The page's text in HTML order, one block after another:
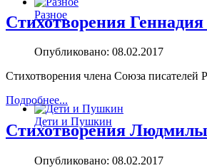
Разное
Дети и Пушкин
Стихотворения
Опубликовано: 08.02.2017
Стихотворения члена Союза писателей
Подробнее...
Стихотворения Людмилы
Опубликовано: 08.02.2017